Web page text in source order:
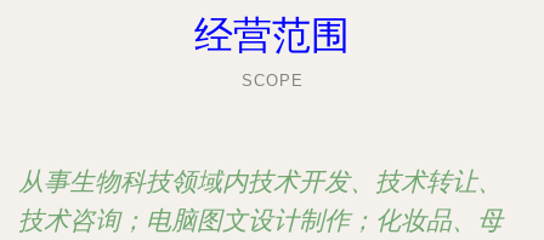
经营范围
SCOPE
从事生物科技领域内技术开发、技术转让、
技术咨询；电脑图文设计制作；化妆品、母